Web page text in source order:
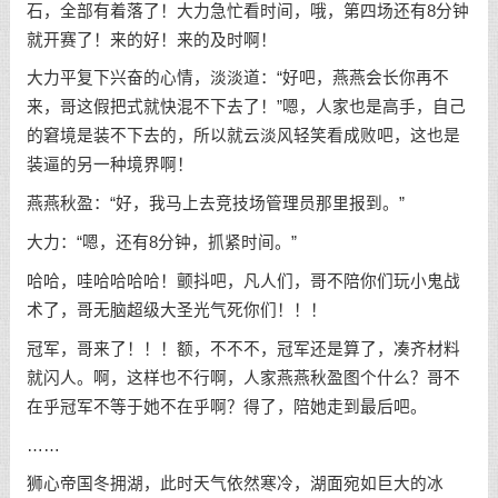
石，全部有着落了！大力急忙看时间，哦，第四场还有8分钟
就开赛了！来的好！来的及时啊！
大力平复下兴奋的心情，淡淡道：“好吧，燕燕会长你再不
来，哥这假把式就快混不下去了！”嗯，人家也是高手，自己
的窘境是装不下去的，所以就云淡风轻笑看成败吧，这也是
装逼的另一种境界啊！
燕燕秋盈：“好，我马上去竞技场管理员那里报到。”
大力：“嗯，还有8分钟，抓紧时间。”
哈哈，哇哈哈哈哈！颤抖吧，凡人们，哥不陪你们玩小鬼战
术了，哥无脑超级大圣光气死你们！！！
冠军，哥来了！！！额，不不不，冠军还是算了，凑齐材料
就闪人。啊，这样也不行啊，人家燕燕秋盈图个什么？哥不
在乎冠军不等于她不在乎啊？得了，陪她走到最后吧。
……
狮心帝国冬拥湖，此时天气依然寒冷，湖面宛如巨大的冰